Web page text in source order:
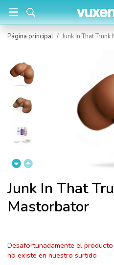
Página principal / Junk In That
Junk In That
Mastorbator
Desafortunadamente el
no existe en nuestro surtido